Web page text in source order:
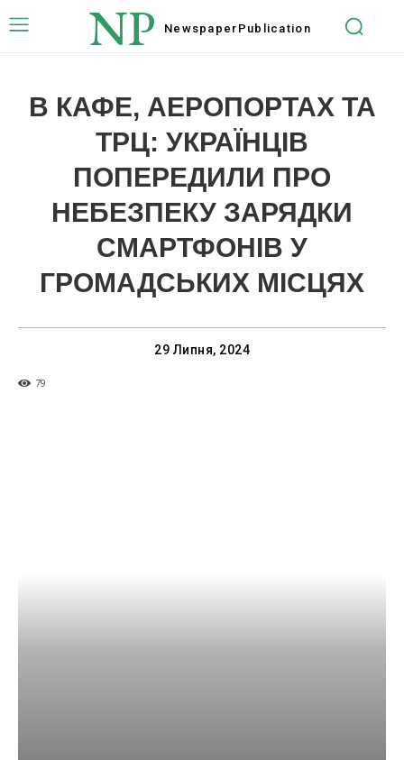
NP Newspaper Publication
В КАФЕ, АЕРОПОРТАХ ТА
ТРЦ: УКРАЇНЦІВ
ПОПЕРЕДИЛИ ПРО
НЕБЕЗПЕКУ ЗАРЯДКИ
СМАРТФОНІВ У
ГРОМАДСЬКИХ МІСЦЯХ
29 Липня, 2024
79